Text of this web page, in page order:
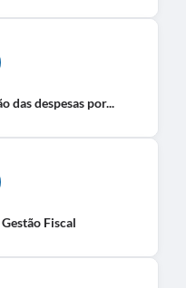
das despesas por...
Fiscal